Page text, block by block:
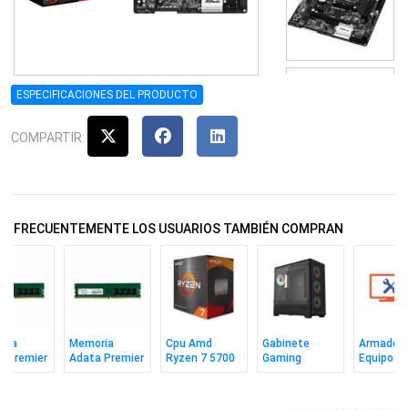
ESPECIFICACIONES DEL PRODUCTO
COMPARTIR:
FRECUENTEMENTE LOS USUARIOS TAMBIÉN COMPRAN
Premier
Memoria
Adata Premier
Ddr4 8gb 3200
Cpu Amd
Ryzen 7 5700
Am4
Gabinete
Gaming
Perseo 365
Armado
Equipo